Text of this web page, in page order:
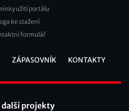
užití portálu
ke stažení
formulář
ZÁPASOVNÍK KONTAKTY
další projekty